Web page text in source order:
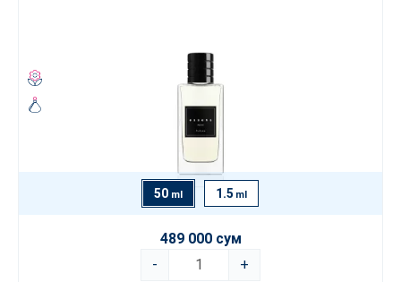
50 ml 1.5 ml
489 000 сум
-
+